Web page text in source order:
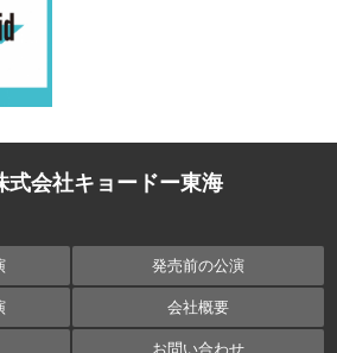
式会社キョードー東海
発売前の公演
会社概要
お問い合わせ